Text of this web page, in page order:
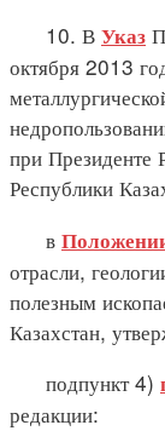
10. В Указ
октября 2013
при Президенте
Республики
в
отрасли,
полезным
Казахстан,
подпункт 4)
редакции: